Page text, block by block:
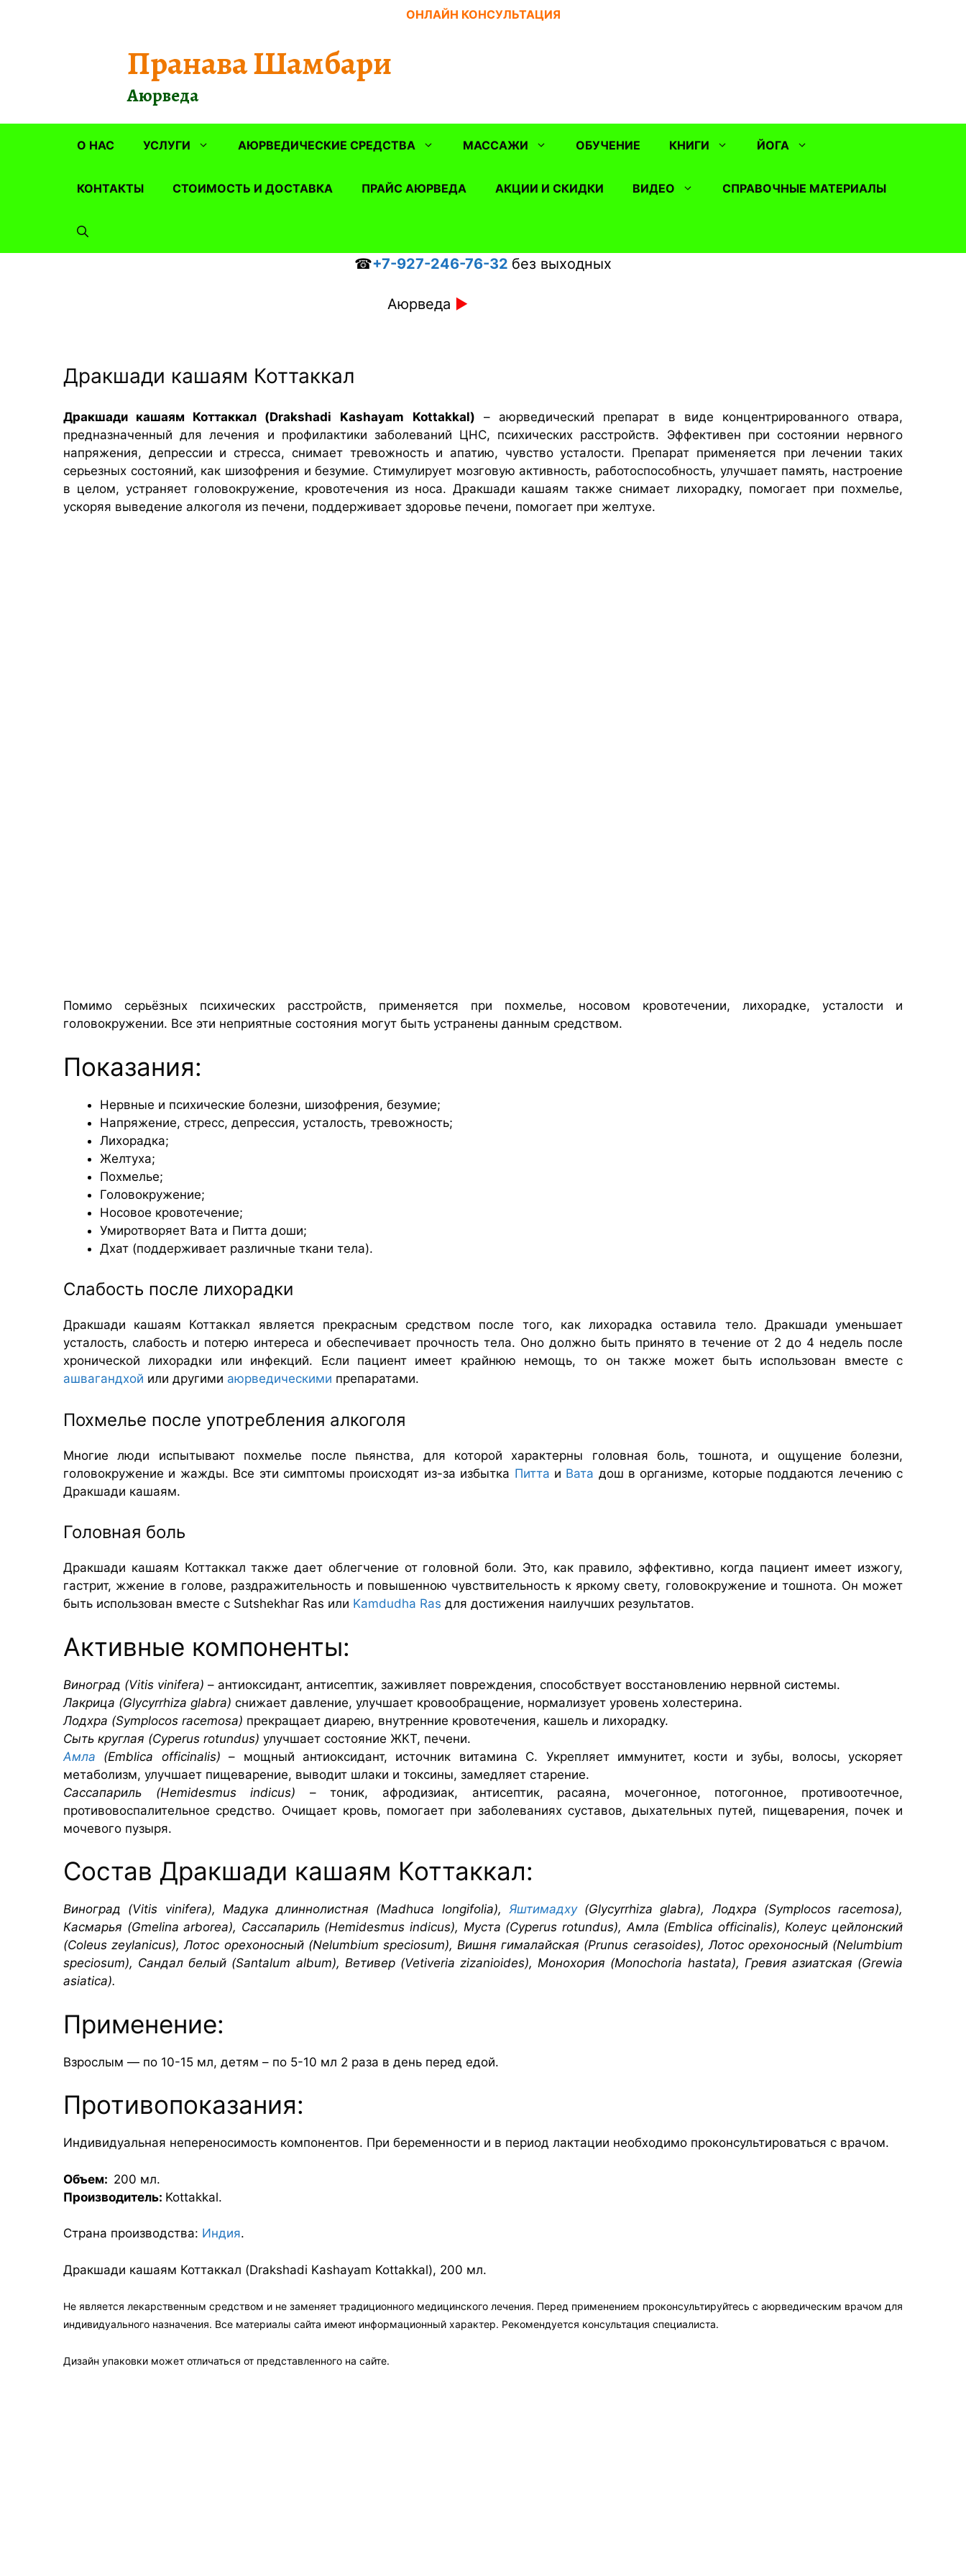
ОНЛАЙН КОНСУЛЬТАЦИЯ
Пранава Шамбари
Аюрведа
О НАС УСЛУГИ АЮРВЕДИЧЕСКИЕ СРЕДСТВА МАССАЖИ ОБУЧЕНИЕ КНИГИ ЙОГА
КОНТАКТЫ СТОИМОСТЬ И ДОСТАВКА ПРАЙС АЮРВЕДА АКЦИИ И СКИДКИ ВИДЕО СПРАВОЧНЫЕ МАТЕРИАЛЫ
☎+7-927-246-76-32 без выходных
Аюрведа ►
Дракшади кашаям Коттаккал
Дракшади кашаям Коттаккал (Drakshadi Kashayam Kottakkal) – аюрведический препарат в виде концентрированного отвара,
предназначенный для лечения и профилактики заболеваний ЦНС, психических расстройств. Эффективен при состоянии нервного
напряжения, депрессии и стресса, снимает тревожность и апатию, чувство усталости. Препарат применяется при лечении таких
серьезных состояний, как шизофрения и безумие. Стимулирует мозговую активность, работоспособность, улучшает память, настроение
в целом, устраняет головокружение, кровотечения из носа. Дракшади кашаям также снимает лихорадку, помогает при похмелье,
ускоряя выведение алкоголя из печени, поддерживает здоровье печени, помогает при желтухе.
Помимо серьёзных психических расстройств, применяется при похмелье, носовом кровотечении, лихорадке, усталости и
головокружении. Все эти неприятные состояния могут быть устранены данным средством.
Показания:
Нервные и психические болезни, шизофрения, безумие;
Напряжение, стресс, депрессия, усталость, тревожность;
Лихорадка;
Желтуха;
Похмелье;
Головокружение;
Носовое кровотечение;
Умиротворяет Вата и Питта доши;
Дхат (поддерживает различные ткани тела).
Слабость после лихорадки
Дракшади кашаям Коттаккал является прекрасным средством после того, как лихорадка оставила тело. Дракшади уменьшает
усталость, слабость и потерю интереса и обеспечивает прочность тела. Оно должно быть принято в течение от 2 до 4 недель после
хронической лихорадки или инфекций. Если пациент имеет крайнюю немощь, то он также может быть использован вместе с
ашвагандхой или другими аюрведическими препаратами.
Похмелье после употребления алкоголя
Многие люди испытывают похмелье после пьянства, для которой характерны головная боль, тошнота, и ощущение болезни,
головокружение и жажды. Все эти симптомы происходят из-за избытка Питта и Вата дош в организме, которые поддаются лечению с
Дракшади кашаям.
Головная боль
Дракшади кашаям Коттаккал также дает облегчение от головной боли. Это, как правило, эффективно, когда пациент имеет изжогу,
гастрит, жжение в голове, раздражительность и повышенною чувствительность к яркому свету, головокружение и тошнота. Он может
быть использован вместе с Sutshekhar Ras или Kamdudha Ras для достижения наилучших результатов.
Активные компоненты:
Виноград (Vitis vinifera) – антиоксидант, антисептик, заживляет повреждения, способствует восстановлению нервной системы.
Лакрица (Glycyrrhiza glabra) снижает давление, улучшает кровообращение, нормализует уровень холестерина.
Лодхра (Symplocos racemosa) прекращает диарею, внутренние кровотечения, кашель и лихорадку.
Сыть круглая (Cyperus rotundus) улучшает состояние ЖКТ, печени.
Амла (Emblica officinalis)– мощный антиоксидант, источник витамина С. Укрепляет иммунитет, кости и зубы, волосы, ускоряет
метаболизм, улучшает пищеварение, выводит шлаки и токсины, замедляет старение.
Сассапариль (Hemidesmus indicus) – тоник, афродизиак, антисептик, расаяна, мочегонное, потогонное, противоотечное,
противовоспалительное средство. Очищает кровь, помогает при заболеваниях суставов, дыхательных путей, пищеварения, почек и
мочевого пузыря.
Состав Дракшади кашаям Коттаккал:
Виноград (Vitis vinifera), Мадука длиннолистная (Madhuca longifolia), Яштимадху(Glycyrrhiza glabra), Лодхра (Symplocos racemosa),
Касмарья (Gmelina arborea), Сассапариль (Hemidesmus indicus), Муста (Cyperus rotundus), Амла (Emblica officinalis), Колеус цейлонский
(Coleus zeylanicus), Лотос орехоносный (Nelumbium speciosum), Вишня гималайская (Prunus cerasoides), Лотос орехоносный (Nelumbium
speciosum), Сандал белый (Santalum album), Ветивер (Vetiveria zizanioides), Монохория (Monochoria hastata), Гревия азиатская (Grewia
asiatica).
Применение:
Взрослым — по 10-15 мл, детям – по 5-10 мл 2 раза в день перед едой.
Противопоказания:
Индивидуальная непереносимость компонентов. При беременности и в период лактации необходимо проконсультироваться с врачом.
Объем: 200 мл.
Производитель: Kottakkal.
Страна производства: Индия.
Дракшади кашаям Коттаккал (Drakshadi Kashayam Kottakkal), 200 мл.
Не является лекарственным средством и не заменяет традиционного медицинского лечения. Перед применением проконсультируйтесь с аюрведическим врачом для
индивидуального назначения. Все материалы сайта имеют информационный характер. Рекомендуется консультация специалиста.
Дизайн упаковки может отличаться от представленного на сайте.